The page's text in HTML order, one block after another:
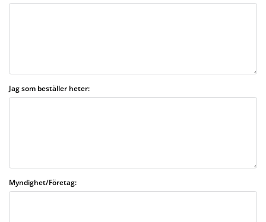
Jag som beställer heter:
Myndighet/Företag: